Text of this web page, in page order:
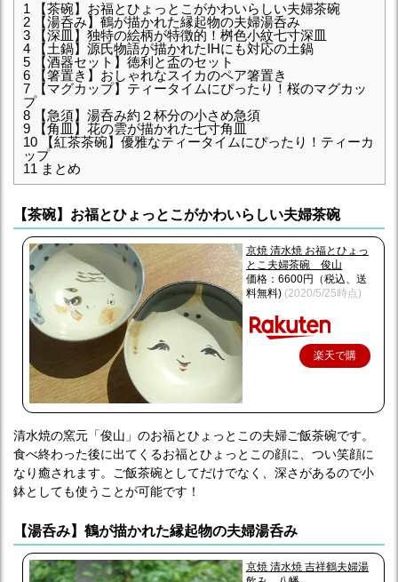
1 【茶碗】お福とひょっとこがかわいらしい夫婦茶碗
2 【湯呑み】鶴が描かれた縁起物の夫婦湯呑み
3 【深皿】独特の絵柄が特徴的！桝色小紋七寸深皿
4 【土鍋】源氏物語が描かれたIHにも対応の土鍋
5 【酒器セット】徳利と盃のセット
6 【箸置き】おしゃれなスイカのペア箸置き
7 【マグカップ】ティータイムにぴったり！桜のマグカッ
プ
8 【急須】湯呑み約２杯分の小さめ急須
9 【角皿】花の雲が描かれた七寸角皿
10 【紅茶茶碗】優雅なティータイムにぴったり！ティーカ
ップ
11 まとめ
【茶碗】お福とひょっとこがかわいらしい夫婦茶碗
京焼 清水焼 お福とひょっ
とこ夫婦茶碗 俊山
価格：6600円（税込、送
料無料) (2020/5/25時点)
楽天で購
清水焼の窯元「俊山」のお福とひょっとこの夫婦ご飯茶碗です。
食べ終わった後に出てくるお福とひょっとこの顔に、つい笑顔に
なり癒されます。ご飯茶碗としてだけでなく、深さがあるので小
鉢としても使うことが可能です！
【湯呑み】鶴が描かれた縁起物の夫婦湯呑み
京焼 清水焼 吉祥鶴夫婦湯